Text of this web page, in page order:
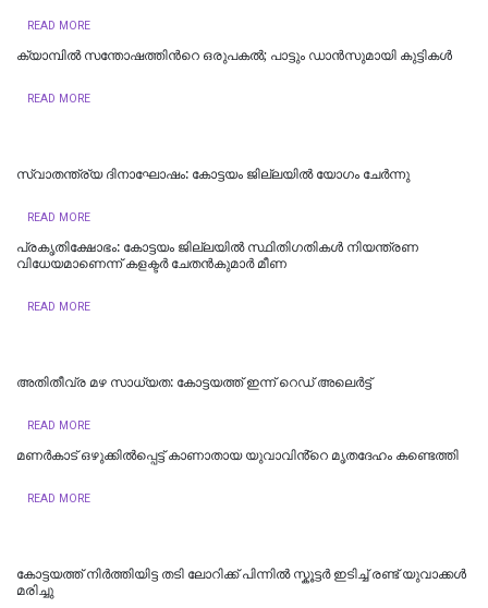
READ MORE
ക്യാമ്പിൽ സന്തോഷത്തിന്‍റെ ഒരുപകൽ; പാട്ടും ഡാൻസുമായി കുട്ടികൾ
READ MORE
സ്വാതന്ത്ര്യ ദിനാഘോഷം: കോട്ടയം ജില്ലയില്‍ യോഗം ചേർന്നു
READ MORE
പ്രകൃതിക്ഷോഭം: കോട്ടയം ജില്ലയിൽ സ്ഥിതിഗതികൾ നിയന്ത്രണ
വിധേയമാണെന്ന് കളക്ടർ ചേതൻകുമാർ മീണ
READ MORE
അതിതീവ്ര മഴ സാധ്യത: കോട്ടയത്ത് ഇന്ന് റെഡ് അലെർട്ട്
READ MORE
മണർകാട് ഒഴുക്കിൽപ്പെട്ട് കാണാതായ യുവാവിൻ്റെ മൃതദേഹം കണ്ടെത്തി
READ MORE
കോട്ടയത്ത് നിർത്തിയിട്ട തടി ലോറിക്ക് പിന്നിൽ സ്കൂട്ടർ ഇടിച്ച് രണ്ട് യുവാക്കൾ
മരിച്ചു